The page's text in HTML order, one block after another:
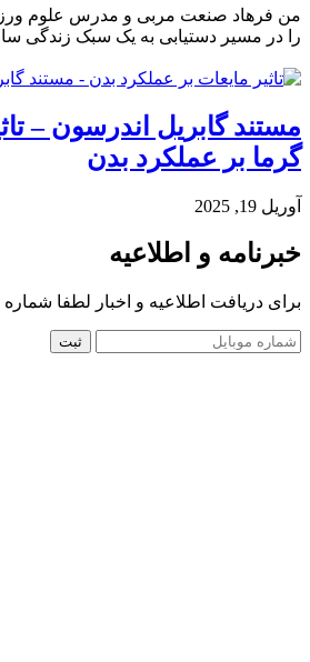
من فرهاد صنعت مربی و مدرس علوم
را در مسیر دستیابی به یک سبک زندگی
مستند گابریل اندرسون –
گرما بر عملکرد بدن
آوریل 19, 2025
خبرنامه و اطلاعیه
برای دریافت اطلاعیه و اخبار لطفا شماره
ثبت